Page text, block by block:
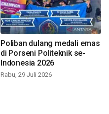
Poliban dulang medali emas
di Porseni Politeknik se-
Indonesia 2026
Rabu, 29 Juli 2026